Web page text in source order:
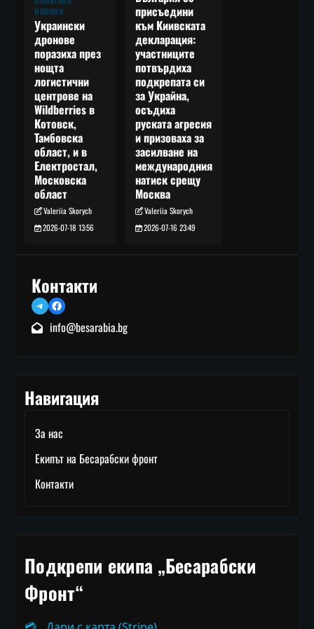
НОВИНИ
Украински
дронове
поразиха през
нощта
логистични
центрове на
Wildberries в
Котовск,
Тамбовска
област, и в
Електростал,
Московска
област
Valeriia Skorych
2026-07-18 13:56
присъедини
към Киивската
декларация:
участниците
потвърдиха
подкрепата си
за Украйна,
осъдиха
руската агресия
и призоваха за
засилване на
международния
натиск срещу
Москва
Valeriia Skorych
2026-07-16 23:49
Контакти
TelegramFacebook
info@besarabia.bg
Навигация
За нас
Екипът на Бесарабски фронт
Контакти
Подкрепи екипа „Бесарабски
Фронт“